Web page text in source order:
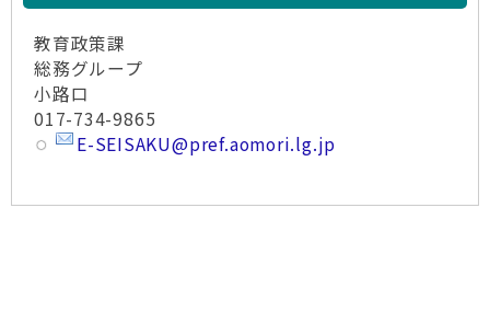
教育政策課
総務グループ
小路口
017-734-9865
E-SEISAKU@pref.aomori.lg.jp